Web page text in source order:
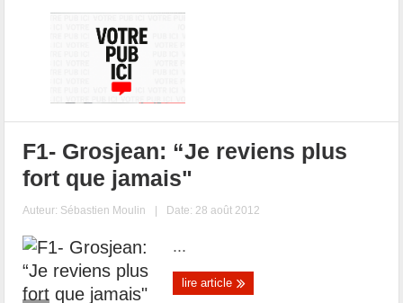
F1- Grosjean: “Je reviens plus
fort que jamais"
Auteur: Sébastien Moulin | Date: 28 août 2012
...
lire article